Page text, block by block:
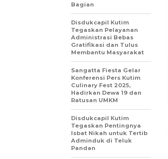
Bagian
Disdukcapil Kutim
Tegaskan Pelayanan
Administrasi Bebas
Gratifikasi dan Tulus
Membantu Masyarakat
Sangatta Fiesta Gelar
Konferensi Pers Kutim
Culinary Fest 2025,
Hadirkan Dewa 19 dan
Ratusan UMKM
Disdukcapil Kutim
Tegaskan Pentingnya
Isbat Nikah untuk Tertib
Adminduk di Teluk
Pandan